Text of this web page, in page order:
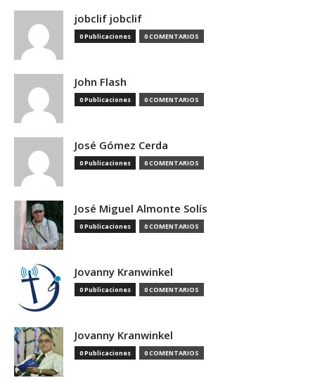
jobclif jobclif
0 Publicaciones 0 COMENTARIOS
John Flash
0 Publicaciones 0 COMENTARIOS
José Gómez Cerda
0 Publicaciones 0 COMENTARIOS
José Miguel Almonte Solís
0 Publicaciones 0 COMENTARIOS
Jovanny Kranwinkel
0 Publicaciones 0 COMENTARIOS
Jovanny Kranwinkel
0 Publicaciones 0 COMENTARIOS